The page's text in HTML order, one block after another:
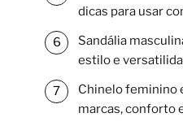
dicas para usar
Sandália
estilo e
Chinelo feminino
marcas, conforto